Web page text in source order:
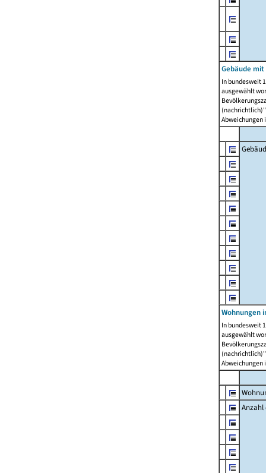
Gebäude
In bundesweit
ausgewählt
Abweichungen
Wohnungen
In bundesweit
ausgewählt
Abweichungen
Anzahl